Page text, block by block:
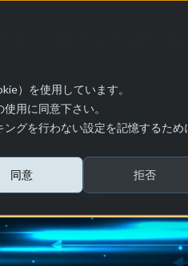
）を使用しています。
用に同意下さい。
グを行わない設定を記憶するため
同意 拒否